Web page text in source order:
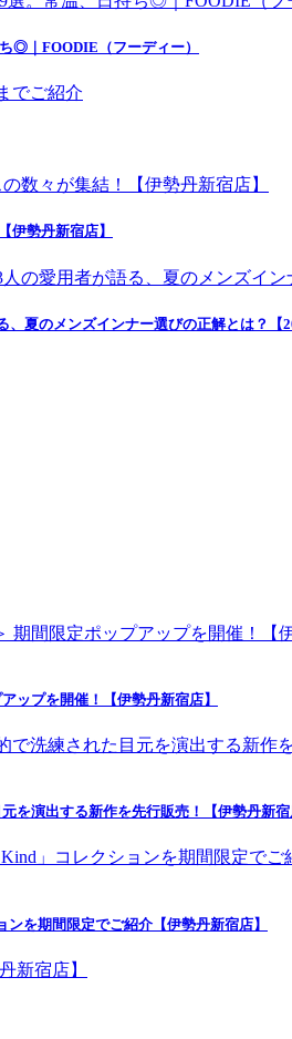
◎｜FOODIE（フーディー）
伊勢丹新宿店】
夏のメンズインナー選びの正解とは？【
ップを開催！【伊勢丹新宿店】
を演出する新作を先行販売！【伊勢丹新宿
を期間限定でご紹介【伊勢丹新宿店】